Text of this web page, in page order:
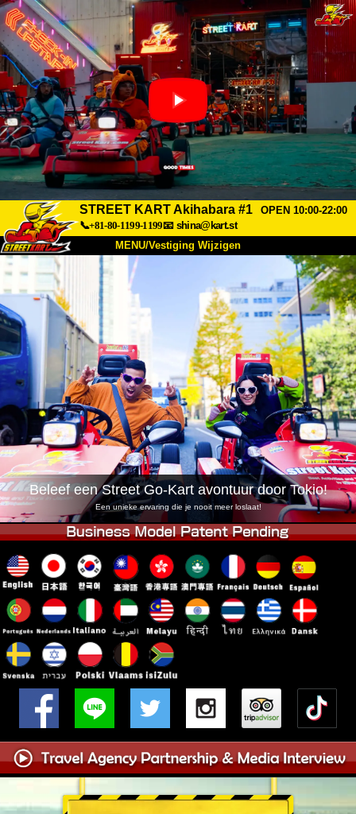
STREET KART Akihabara #1
OPEN 10:00-22:00
📞+81-80-1199-1199📧 shina@kart.st
MENU/Vestiging Wijzigen
Over Ons Specificaties Prijs
Bereikbaarheid Reviews Veelgestelde Vragen
Bedrijf Reserveren
Vestiging Wijzigen
Tokio Shinagawa Tokio Akihabara#1
Tokio Akihabara#2 Tokio Shibuya
Tokio Shibuya Annex Tokio Baai
Tokio Asakusa Osaka
Okinawa
Beleef een Street Go-Kart avontuur door Tokio!
Een unieke ervaring die je nooit meer loslaat!